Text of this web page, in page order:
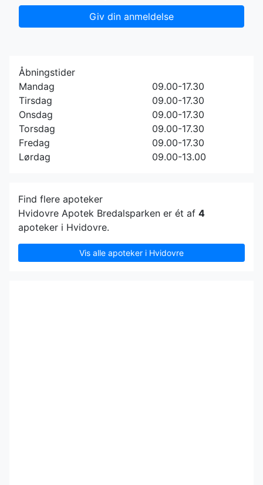
Giv din anmeldelse
Åbningstider
Mandag
09.00-17.30
Tirsdag
09.00-17.30
Onsdag
09.00-17.30
Torsdag
09.00-17.30
Fredag
09.00-17.30
Lørdag
09.00-13.00
Find flere apoteker
Hvidovre Apotek Bredalsparken er ét af 4
apoteker i Hvidovre.
Vis alle apoteker i Hvidovre